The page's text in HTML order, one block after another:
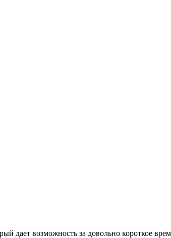
дает возможность за довольно короткое